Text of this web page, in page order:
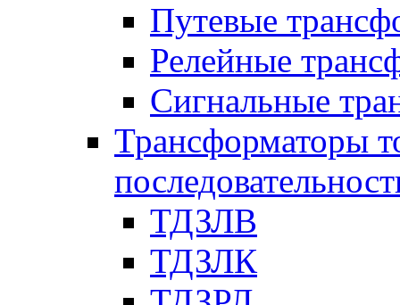
Путевые
Релейные
Сигнальные
Трансформаторы
ТДЗЛВ
ТДЗЛК